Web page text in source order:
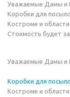
Уважаемые Дамы и
Коробки для
Костроме и
Стоимость будет
Уважаемые Дамы и
Коробки для
Костроме и